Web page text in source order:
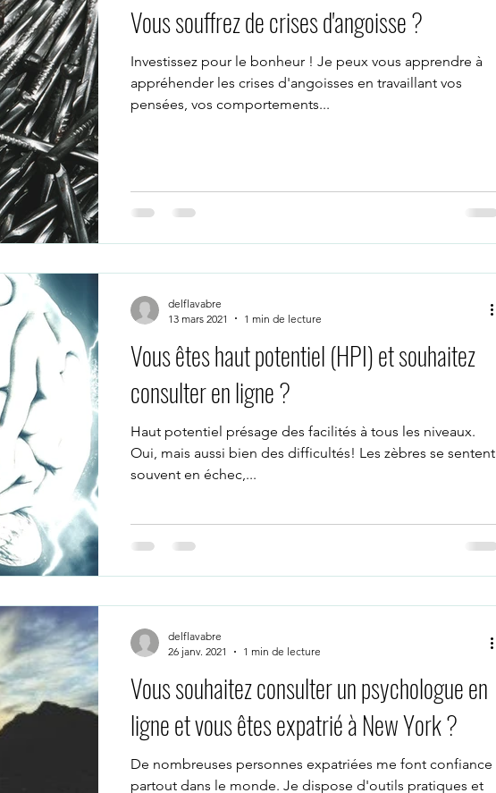
VISIO PSYCHOLOGUE SKYPE PSYCHOLOGUE WHATSAPP
Nantes psychologue Montpellier
14 PSYCHOLOGUE
PYSCHOLOGUE New York psychologue uzes psychologue paris16
groupe gestion du stress TCC
Vous souffrez de crises d'angoisse ?
Investissez pour le bonheur ! Je peux vous apprendre à
appréhender les crises d'angoisses en travaillant vos
pensées, vos comportements...
Vous êtes haut potentiel (HPI) et souhaitez
consulter en ligne ?
Haut potentiel présage des facilités à tous les niveaux.
Oui, mais aussi bien des difficultés! Les zèbres se sentent
souvent en échec,...
delflavabre
13 mars 2021
1 min de lecture
Vous souhaitez consulter un psychologue en
ligne et vous êtes expatrié à New York ?
De nombreuses personnes expatriées me font confiance
partout dans le monde. Je dispose d'outils pratiques et
delflavabre
26 janv. 2021
1 min de lecture